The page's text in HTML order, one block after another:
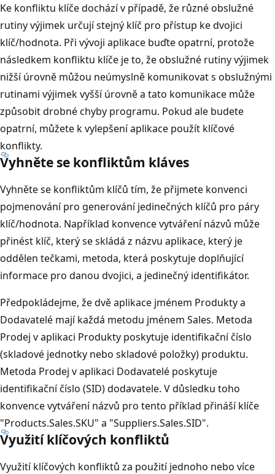
Ke konfliktu klíče dochází v případě, že různé obslužné
rutiny výjimek určují stejný klíč pro přístup ke dvojici
klíč/hodnota. Při vývoji aplikace buďte opatrní, protože
následkem konfliktu klíče je to, že obslužné rutiny výjimek
nižší úrovně můžou neúmyslně komunikovat s obslužnými
rutinami výjimek vyšší úrovně a tato komunikace může
způsobit drobné chyby programu. Pokud ale budete
opatrní, můžete k vylepšení aplikace použít klíčové
konflikty.
Vyhněte se konfliktům kláves
Vyhněte se konfliktům klíčů tím, že přijmete konvenci
pojmenování pro generování jedinečných klíčů pro páry
klíč/hodnota. Například konvence vytváření názvů může
přinést klíč, který se skládá z názvu aplikace, který je
oddělen tečkami, metoda, která poskytuje doplňující
informace pro danou dvojici, a jedinečný identifikátor.
Předpokládejme, že dvě aplikace jménem Produkty a
Dodavatelé mají každá metodu jménem Sales. Metoda
Prodej v aplikaci Produkty poskytuje identifikační číslo
(skladové jednotky nebo skladové položky) produktu.
Metoda Prodej v aplikaci Dodavatelé poskytuje
identifikační číslo (SID) dodavatele. V důsledku toho
konvence vytváření názvů pro tento příklad přináší klíče
"Products.Sales.SKU" a "Suppliers.Sales.SID".
Využití klíčových konfliktů
Využití klíčových konfliktů za použití jednoho nebo více